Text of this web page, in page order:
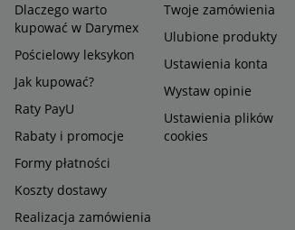
Dlaczego warto
kupować w Darymex
Pościelowy leksykon
Jak kupować?
Raty PayU
Rabaty i promocje
Formy płatności
Koszty dostawy
Realizacja zamówienia
Twoje zamówienia
Ulubione produkty
Ustawienia konta
Wystaw opinie
Ustawienia plików
cookies